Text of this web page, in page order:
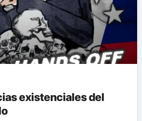
existenciales del